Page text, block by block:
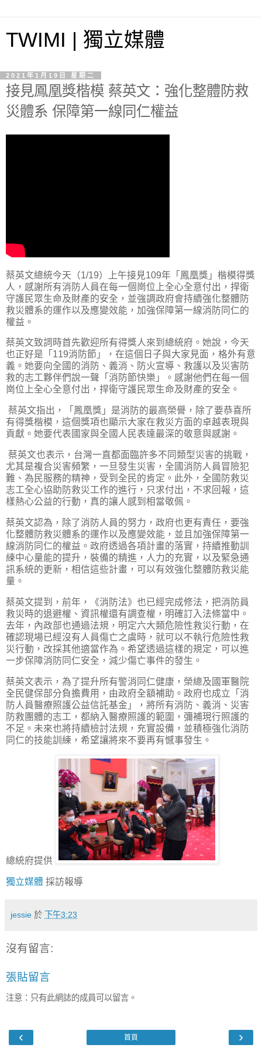
TWIMI | 獨立媒體
2021年1月19日 星期二
接見鳳凰獎楷模 蔡英文：強化整體防救
災體系 保障第一線同仁權益
蔡英文總統今天（1/19）上午接見109年「鳳凰獎」楷模得獎
人，感謝所有消防人員在每一個崗位上全心全意付出，捍衛
守護民眾生命及財產的安全，並強調政府會持續強化整體防
救災體系的運作以及應變效能，加強保障第一線消防同仁的
權益。
蔡英文致詞時首先歡迎所有得獎人來到總統府。她說，今天
也正好是「119消防節」，在這個日子與大家見面，格外有意
義。她要向全國的消防、義消、防火宣導、救護以及災害防
救的志工夥伴們說一聲「消防節快樂」。感謝他們在每一個
崗位上全心全意付出，捍衛守護民眾生命及財產的安全。
蔡英文指出，「鳳凰獎」是消防的最高榮譽，除了要恭喜所
有得獎楷模，這個獎項也顯示大家在救災方面的卓越表現與
貢獻。她要代表國家與全國人民表達最深的敬意與感謝。
蔡英文也表示，台灣一直都面臨許多不同類型災害的挑戰，
尤其是複合災害頻繁，一旦發生災害，全國消防人員冒險犯
難、為民服務的精神，受到全民的肯定。此外，全國防救災
志工全心協助防救災工作的進行，只求付出，不求回報，這
樣熱心公益的行動，真的讓人感到相當敬佩。
蔡英文認為，除了消防人員的努力，政府也更有責任，要強
化整體防救災體系的運作以及應變效能，並且加強保障第一
線消防同仁的權益。政府透過各項計畫的落實，持續推動訓
練中心量能的提升，裝備的精進，人力的充實，以及緊急通
訊系統的更新，相信這些計畫，可以有效強化整體防救災能
量。
蔡英文提到，前年，《消防法》也已經完成修法，把消防員
救災時的退避權、資訊權還有調查權，明確訂入法條當中。
去年，內政部也通過法規，明定六大類危險性救災行動，在
確認現場已經沒有人員傷亡之虞時，就可以不執行危險性救
災行動，改採其他適當作為。希望透過這樣的規定，可以進
一步保障消防同仁安全，減少傷亡事件的發生。
蔡英文表示，為了提升所有警消同仁健康，榮總及國軍醫院
全民健保部分負擔費用，由政府全額補助。政府也成立「消
防人員醫療照護公益信託基金」，將所有消防、義消、災害
防救團體的志工，都納入醫療照護的範圍，彌補現行照護的
不足。未來也將持續檢討法規，充實設備，並積極強化消防
同仁的技能訓練，希望讓將來不要再有憾事發生。
總統府提供
獨立媒體 採訪報導
jessie 於 下午3:23
沒有留言:
張貼留言
注意：只有此網誌的成員可以留言。
‹ ›
首頁